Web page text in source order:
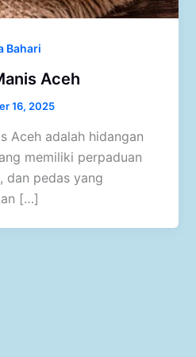
Bahari
Aceh
16, 2025
Aceh adalah hidangan
memiliki perpaduan
dan pedas yang
[…]